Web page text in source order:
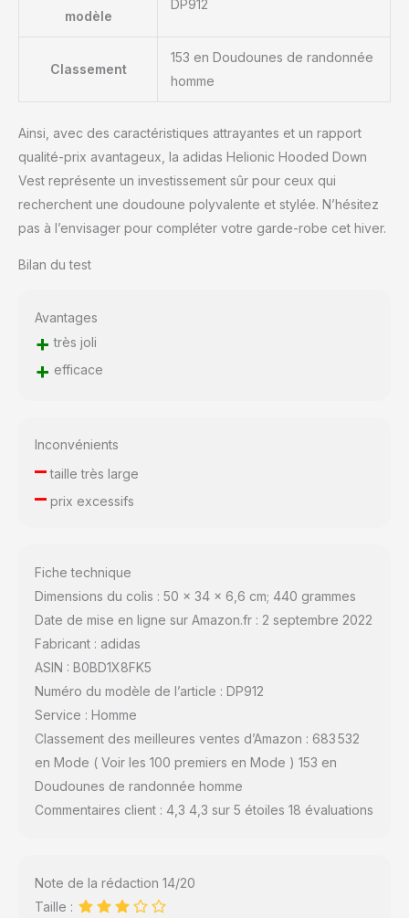
modèle
DP912
Classement
153 en Doudounes de randonnée
homme
Ainsi, avec des caractéristiques attrayantes et un rapport
qualité-prix avantageux, la adidas Helionic Hooded Down
Vest représente un investissement sûr pour ceux qui
recherchent une doudoune polyvalente et stylée. N’hésitez
pas à l’envisager pour compléter votre garde-robe cet hiver.
Bilan du test
Avantages
+ très joli
+ efficace
Inconvénients
–taille très large
–prix excessifs
Fiche technique
Dimensions du colis : 50 x 34 x 6,6 cm; 440 grammes
Date de mise en ligne sur Amazon.fr : 2 septembre 2022
Fabricant : adidas
ASIN : B0BD1X8FK5
Numéro du modèle de l’article : DP912
Service : Homme
Classement des meilleures ventes d’Amazon : 683 532
en Mode ( Voir les 100 premiers en Mode ) 153 en
Doudounes de randonnée homme
Commentaires client : 4,3 4,3 sur 5 étoiles 18 évaluations
Note de la rédaction 14/20
Taille :